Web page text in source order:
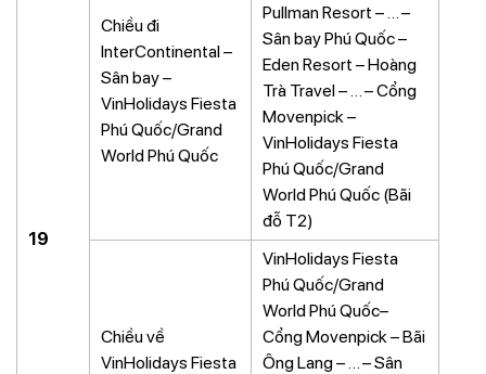
19
Chiều đi
InterContinental –
Sân bay –
VinHolidays Fiesta
Phú Quốc/Grand
World Phú Quốc
Pullman Resort – … –
Sân bay Phú Quốc –
Eden Resort – Hoàng
Trà Travel – … – Cổng
Movenpick –
VinHolidays Fiesta
Phú Quốc/Grand
World Phú Quốc (Bãi
đỗ T2)
Chiều về
VinHolidays Fiesta
VinHolidays Fiesta
Phú Quốc/Grand
World Phú Quốc–
Cổng Movenpick – Bãi
Ông Lang – … – Sân